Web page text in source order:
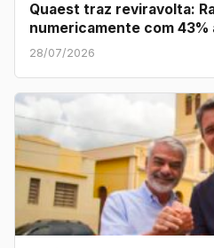
Quaest traz reviravolta:
numericamente com 43%
28/07/2026